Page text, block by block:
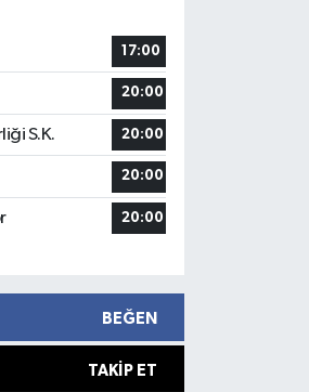
17:00
20:00
S.K. 20:00
20:00
20:00
BEĞEN
TAKIP ET